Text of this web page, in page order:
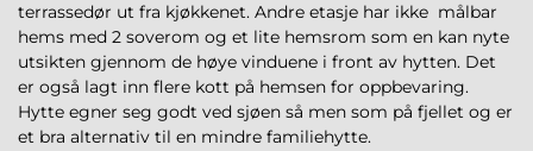
terrassedør ut fra kjøkkenet. Andre etasje har ikke målbar
hems med 2 soverom og et lite hemsrom som en kan nyte
utsikten gjennom de høye vinduene i front av hytten. Det
er også lagt inn flere kott på hemsen for oppbevaring.
Hytte egner seg godt ved sjøen så men som på fjellet og er
et bra alternativ til en mindre familiehytte.